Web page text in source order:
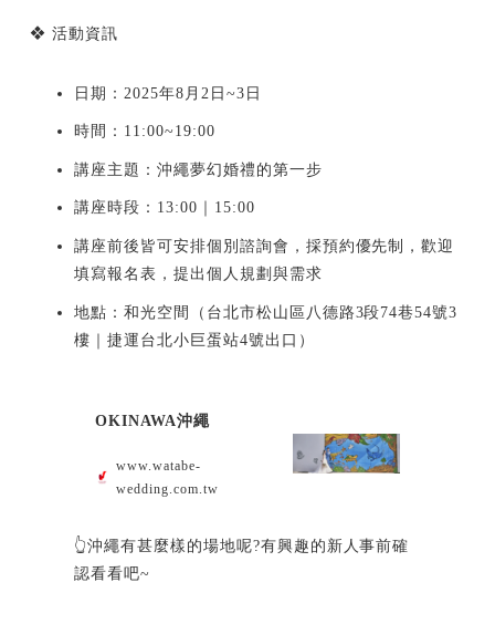
❖ 活動資訊
日期：2025年8月2日~3日
時間：11:00~19:00
講座主題：沖繩夢幻婚禮的第一步
講座時段：13:00｜15:00
講座前後皆可安排個別諮詢會，採預約優先制，歡迎
填寫報名表，提出個人規劃與需求
地點：和光空間（台北市松山區八德路3段74巷54號3
樓｜捷運台北小巨蛋站4號出口）
OKINAWA沖繩
www.watabe-
wedding.com.tw
👆沖繩有甚麼樣的場地呢?有興趣的新人事前確
認看看吧~